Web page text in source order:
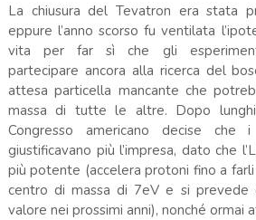
La chiusura del Tevatron era stata
eppure l’anno scorso fu ventilata
vita per far sì che gli
partecipare ancora alla ricerca del
attesa particella mancante che
massa di tutte le altre. Dopo
Congresso americano decise che
giustificavano più l’impresa, dato che
più potente (accelera protoni fino a
centro di massa di 7eV e si prevede
valore nei prossimi anni), nonché ormai